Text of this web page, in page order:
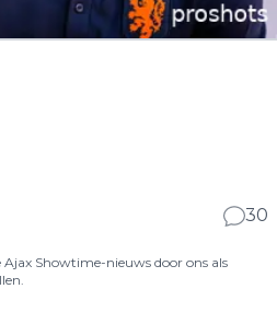
30
Showtime-nieuws door ons als